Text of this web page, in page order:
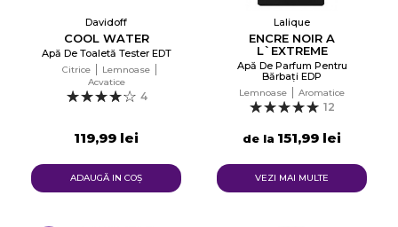
Davidoff
COOL WATER
Apă De Toaletă Tester EDT
Citrice
Lemnoase
Acvatice
4
119,99 lei
ADAUGĂ IN COŞ
Lalique
ENCRE NOIR A
L`EXTREME
Apă De Parfum Pentru
Bărbați EDP
Lemnoase Aromatice
12
de la 151,99 lei
VEZI MAI MULTE